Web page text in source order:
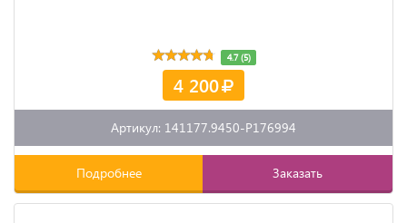
4.7 (5)
4 200
Артикул: 141177.9450-P176994
Подробнее Заказать